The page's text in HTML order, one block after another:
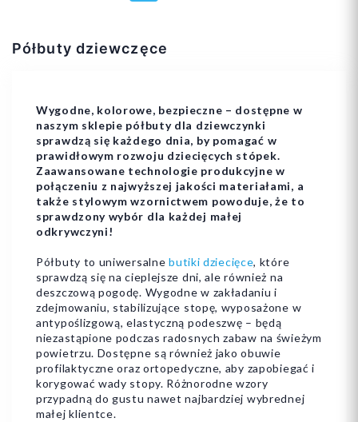
Półbuty dziewczęce
Wygodne, kolorowe, bezpieczne – dostępne w
naszym sklepie półbuty dla dziewczynki
sprawdzą się każdego dnia, by pomagać w
prawidłowym rozwoju dziecięcych stópek.
Zaawansowane technologie produkcyjne w
połączeniu z najwyższej jakości materiałami, a
także stylowym wzornictwem powoduje, że to
sprawdzony wybór dla każdej małej
odkrywczyni!
Półbuty to uniwersalnebutiki dziecięce, które
sprawdzą się na cieplejsze dni, ale również na
deszczową pogodę. Wygodne w zakładaniu i
zdejmowaniu, stabilizujące stopę, wyposażone w
antypoślizgową, elastyczną podeszwę – będą
niezastąpione podczas radosnych zabaw na świeżym
powietrzu. Dostępne są również jako obuwie
profilaktyczne oraz ortopedyczne, aby zapobiegać i
korygować wady stopy. Różnorodne wzory
przypadną do gustu nawet najbardziej wybrednej
małej klientce.
24 27
Dodaj do koszyka Dodaj do koszyka